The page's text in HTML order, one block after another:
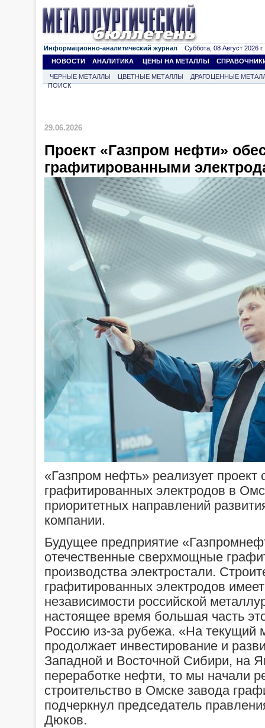
Информационно-аналитический журнал Суббота, 08 Август 2026 г.
НОВОСТИ
АНАЛИТИКА ЦЕНЫ НА МЕТАЛЛЫ
ЧЕРНЫЕ МЕТАЛЛЫ ЦВЕТНЫЕ МЕТАЛЛЫ
ДРАГОЦЕННЫЕ
ПОИСК
29.06.2026
Проект «Газпром нефти»
графитированными
«Газпром нефть» реализует проект
графитированных электродов в
приоритетных направлений
компании.
Будущее предприятие
отечественные сверхмощные
производства электростали.
графитированных электродов
независимости российской
настоящее время большая часть
Россию из-за рубежа. «На текущий
продолжает инвестирование и
Западной и Восточной Сибири, на
переработке нефти, то мы начали
строительство в Омске завода
подчеркнул председатель
Дюков.